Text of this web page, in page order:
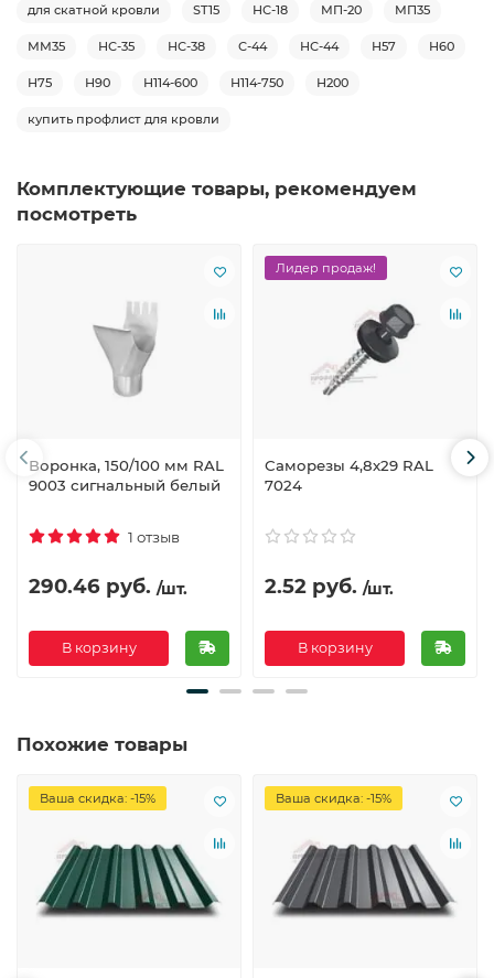
для скатной кровли ST15 НС-18 МП-20 МП35
ММ35 НС-35 НС-38 С-44 НС-44 Н57 Н60
Н75 Н90 Н114-600 Н114-750 Н200
купить профлист для кровли
Комплектующие товары, рекомендуем
посмотреть
Воронка, 150/100 мм RAL
9003 сигнальный белый
1 отзыв
290.46 руб. /шт.
В корзину
Лидер продаж!
Саморезы 4,8х29 RAL
7024
2.52 руб. /шт.
В корзину
Похожие товары
Ваша скидка: -15% Ваша скидка: -15%